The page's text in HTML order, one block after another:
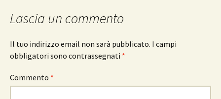
Lascia un commento
Il tuo indirizzo email non sarà pubblicato. I campi
obbligatori sono contrassegnati *
Commento *